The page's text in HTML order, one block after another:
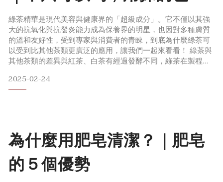
處多多
綠茶精華是現代美容與健康界的「超級成分」。它不僅以其強
大的抗氧化與抗發炎能力成為保養界的明星，也因對多種膚質
的溫和友好性，受到專家與消費者的青睞，到底為什麼綠茶可
以受到比其他茶類更廣泛的應用，讓我們一起來看看！ 綠茶與
其他茶類的差異與紅茶、白茶有經過發酵不同，綠茶在製程上
綠素，因為含有高達450種有機物，綠茶的抗氧化能力非常
高，讓綠茶在健康領域與美容領域表現突出。不僅如此，綠茶
2025-02-24
為什麼用肥皂清潔？｜肥皂
的５個優勢